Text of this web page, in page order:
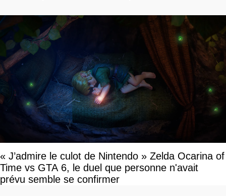
« J’admire le culot de Nintendo » Zelda Ocarina of
Time vs GTA 6, le duel que personne n'avait
prévu semble se confirmer